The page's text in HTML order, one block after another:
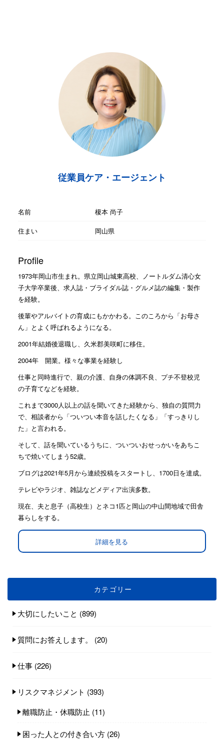
従業員ケア・エージェント
名前
榎本 尚子
住まい
岡山県
Profile
1973年岡山市生まれ。県立岡山城東高校、ノートルダム清心女
子大学卒業後、求人誌・ブライダル誌・グルメ誌の編集・製作
を経験。
後輩やアルバイトの育成にもかかわる。このころから「お母さ
ん」とよく呼ばれるようになる。
2001年結婚後退職し、久米郡美咲町に移住。
2004年 開業。様々な事業を経験し
仕事と同時進行で、親の介護、自身の体調不良、プチ不登校児
の子育てなどを経験。
これまで3000人以上の話を聞いてきた経験から、独自の質問力
で、相談者から「ついつい本音を話したくなる」「すっきりし
た」と言われる。
そして、話を聞いているうちに、ついついおせっかいをあちこ
ちで焼いてしまう52歳。
ブログは2021年5月から連続投稿をスタートし、1700日を達成。
テレビやラジオ、雑誌などメディア出演多数。
現在、夫と息子（高校生）とネコ1匹と岡山の中山間地域で田舎
暮らしをする。
詳細を見る
カテゴリー
大切にしたいこと (899)
質問にお答えします。 (20)
仕事 (226)
リスクマネジメント (393)
離職防止・休職防止 (11)
困った人との付き合い方 (26)